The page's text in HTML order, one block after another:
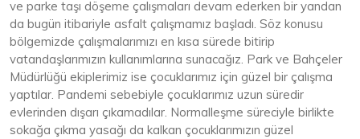
ve parke taşı döşeme çalışmaları devam ederken bir yandan
da bugün itibariyle asfalt çalışmamız başladı. Söz konusu
bölgemizde çalışmalarımızı en kısa sürede bitirip
vatandaşlarımızın kullanımlarına sunacağız. Park ve Bahçeler
Müdürlüğü ekiplerimiz ise çocuklarımız için güzel bir çalışma
yaptılar. Pandemi sebebiyle çocuklarımız uzun süredir
evlerinden dışarı çıkamadılar. Normalleşme süreciyle birlikte
sokağa çıkma yasağı da kalkan çocuklarımızın güzel